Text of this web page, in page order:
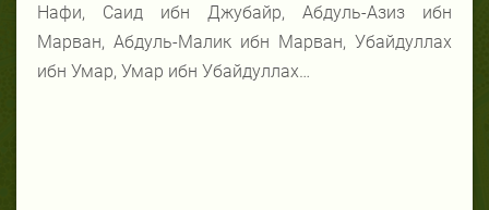
Нафи, Саид ибн Джубайр, Абдуль-Азиз ибн
Марван, Абдуль-Малик ибн Марван, Убайдуллах
ибн Умар, Умар ибн Убайдуллах…